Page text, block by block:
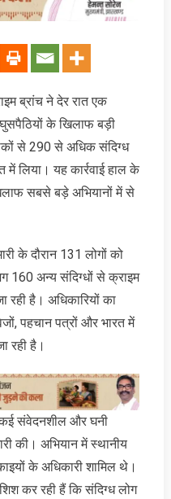
ब्रांच ने देर रात एक
के खिलाफ बड़ी
से 290 से अधिक संदिग्ध
में लिया। यह कार्रवाई हाल के
सबसे बड़े अभियानों में से
के दौरान 131 लोगों को
160 अन्य संदिग्धों से क्राइम
रही है। अधिकारियों का
पहचान पत्रों और भारत में
रही है।
संवेदनशील और घनी
की। अभियान में स्थानीय
के अधिकारी शामिल थे।
कर रही हैं कि संदिग्ध लोग